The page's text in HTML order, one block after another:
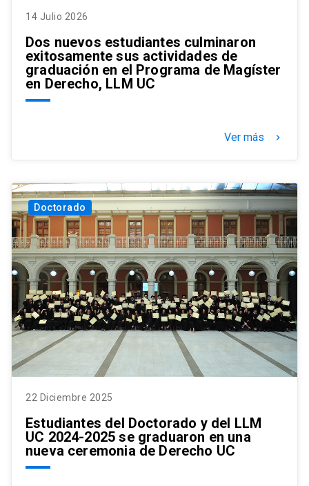
14 Julio 2026
Dos nuevos estudiantes culminaron
exitosamente sus actividades de
graduación en el Programa de Magíster
en Derecho, LLM UC
Ver más keyboard_arrow_right
Doctorado
22 Diciembre 2025
Estudiantes del Doctorado y del LLM
UC 2024-2025 se graduaron en una
nueva ceremonia de Derecho UC